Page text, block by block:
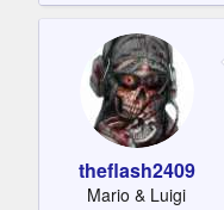
theflash2409
Mario & Luigi